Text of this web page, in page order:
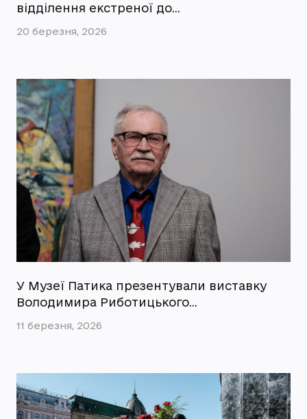
відділення екстреної до…
20 березня, 2026
У Музеї Патика презентували виставку
Володимира Риботицького…
11 березня, 2026